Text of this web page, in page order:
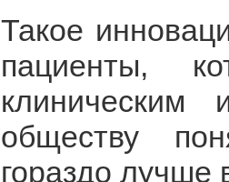
Такое
пациенты,
клиническим
обществу
гораздо лучше